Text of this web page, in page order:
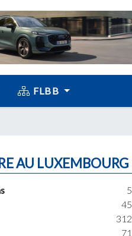
FLBB
AU LUXEMBOURG
5
45
312
71